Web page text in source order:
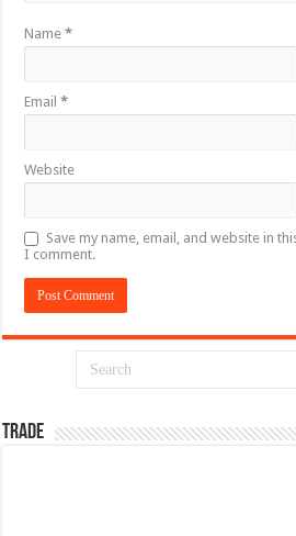
Name*
Email*
Website
Save my name, email, and website in
I comment.
TRADE